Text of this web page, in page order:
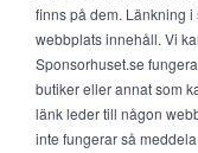
finns på dem. Länkning
webbplats innehåll. Vi
Sponsorhuset.se
butiker eller annat som
länk leder till någon
inte fungerar så